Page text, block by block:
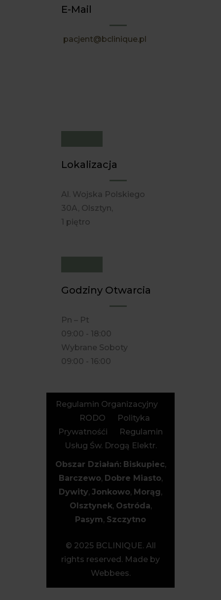
E-Mail
pacjent@bclinique.pl
Lokalizacja
Al. Wojska Polskiego
30A, Olsztyn,
1 piętro
Godziny Otwarcia
Pn – Pt
09:00 - 18:00
Wybrane Soboty
09:00 - 16:00
Regulamin Organizacyjny
RODO
Polityka
Prywatnośći
Regulamin
Usług Św. Drogą Elektr.
Obszar Działań: Biskupiec,
Barczewo, Dobre Miasto,
Dywity, Jonkowo, Morąg,
Olsztynek, Ostróda,
Pasym, Szczytno
© 2025 BCLINIQUE. All
rights reserved. Made by
Webbees.